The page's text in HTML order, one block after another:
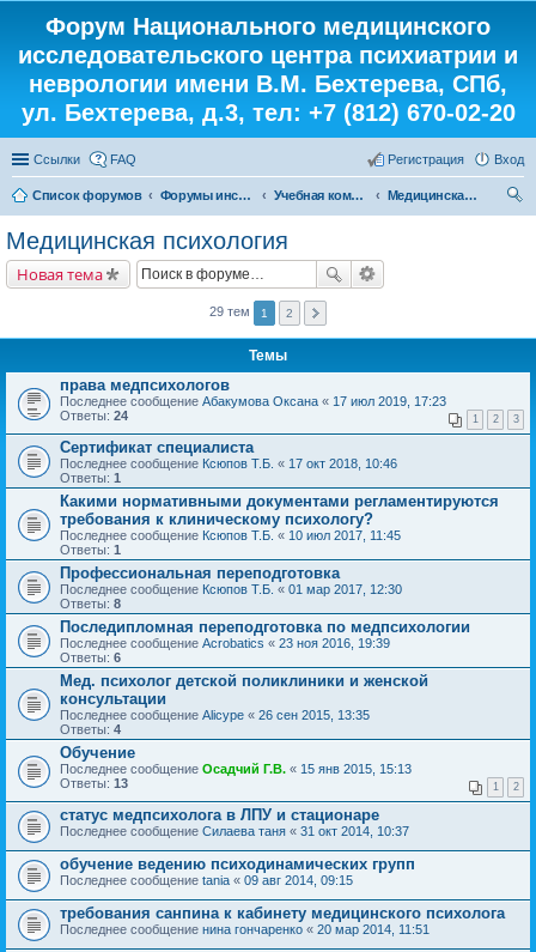
Форум Национального медицинского
исследовательского центра психиатрии и
неврологии имени В.М. Бехтерева, СПб,
ул. Бехтерева, д.3, тел: +7 (812) 670-02-20
Ссылки FAQ Вход
Регистрация
Список форумов Форумы института Учебная комната
Медицинская психология
Медицинская психология
Новая тема
29 тем 1 2
Темы
права медпсихологов
Последнее сообщение Абакумова Оксана « 17 июл 2019, 17:23
Ответы: 24 1 2 3
Сертификат специалиста
Последнее сообщение Ксюпов Т.Б. « 17 окт 2018, 10:46
Ответы: 1
Какими нормативными документами регламентируются
требования к клиническому психологу?
Последнее сообщение Ксюпов Т.Б. « 10 июл 2017, 11:45
Ответы: 1
Профессиональная переподготовка
Последнее сообщение Ксюпов Т.Б. « 01 мар 2017, 12:30
Ответы: 8
Последипломная переподготовка по медпсихологии
Последнее сообщение Acrobatics « 23 ноя 2016, 19:39
Ответы: 6
Мед. психолог детской поликлиники и женской
консультации
Последнее сообщение Alicype « 26 сен 2015, 13:35
Ответы: 4
Обучение
Последнее сообщение Осадчий Г.В. « 15 янв 2015, 15:13
Ответы: 13 1 2
статус медпсихолога в ЛПУ и стационаре
Последнее сообщение Cилаева таня « 31 окт 2014, 10:37
обучение ведению психодинамических групп
Последнее сообщение tania « 09 авг 2014, 09:15
требования санпина к кабинету медицинского психолога
Последнее сообщение нина гончаренко « 20 мар 2014, 11:51